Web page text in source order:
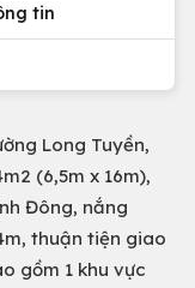
tin
Long Tuyền,
(6,5m x 16m),
Đông, nắng
thuận tiện giao
gồm 1 khu vực